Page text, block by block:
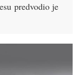
predvodio je